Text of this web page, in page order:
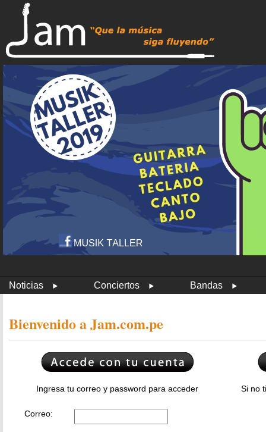
Noticias Conciertos Bandas
Bienvenido a Jam.com.pe
Ingresa tu correo y password para acceder
Correo:
Si no